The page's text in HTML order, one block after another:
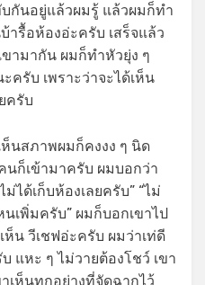
กันอยู่แล้วผมรู้ แล้วผมก็ทำ
ารื้อห้องอ่ะครับ เสร็จแล้ว
ามากัน ผมก็ทำหัวยุ่ง ๆ
ครับ เพราะว่าจะได้เห็น
ครับ
ห็นสภาพผมก็คงงง ๆ นิด
ก็เข้ามาครับ ผมบอกว่า
ได้เก็บห้องเลยครับ” “ไม่
นเพิ่มครับ” ผมก็บอกเขาไป
น วีเชฟอ่ะครับ ผมว่าเท่ดี
แหะ ๆ ไม่วายต้องโชว์ เขา
เห็นทุกอย่างที่จัดฉากไว้